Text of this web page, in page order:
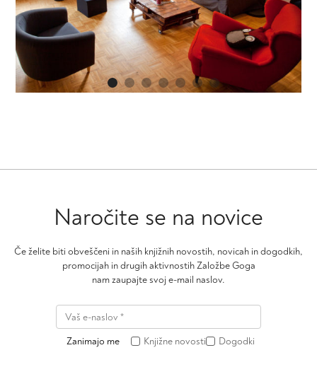
Naročite se na novice
Če želite biti obveščeni in naših knjižnih novostih, novicah in dogodkih,
promocijah in drugih aktivnostih Založbe Goga
nam zaupajte svoj e-mail naslov.
Zanimajo me Knjižne novosti Dogodki